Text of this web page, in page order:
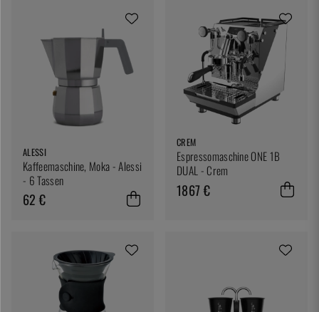
ALESSI
Kaffeemaschine, Moka - Alessi
- 6 Tassen
62 €
CREM
Espressomaschine ONE 1B
DUAL - Crem
1867 €